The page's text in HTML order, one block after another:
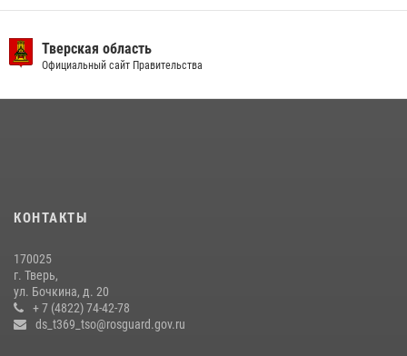
10 июля 2026, 08:44 1
(видео)
В Тверской области Росгвардейцы проводят комплексные
проверки детских оздоровительных лагерей
08 июля 2026, 12:16 1
Тверская область
Официальный сайт Правительства
КОНТАКТЫ
170025
г. Тверь,
ул. Бочкина, д. 20
+ 7 (4822) 74-42-78
ds_t369_tso@rosguard.gov.ru